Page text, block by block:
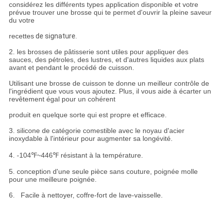
considérez les différents types application disponible et votre
prévue trouver une brosse qui te permet d'ouvrir la pleine saveur
du votre
recettesde signature.
2. les brosses de pâtisserie sont utiles pour appliquer des
sauces, des pétroles, des lustres, et d'autres liquides aux plats
avant et pendant le procédé de cuisson.
Utilisant une brosse de cuisson te donne un meilleur contrôle de
l'ingrédient que vous vous ajoutez. Plus, il vous aide à écarter un
revêtement égal pour un cohérent
produit en quelque sorte qui est propre et efficace.
3. silicone de catégorie comestible avec le noyau d'acier
inoxydable à l'intérieur pour augmenter sa longévité.
4. -104℉~446℉ résistant à la température.
5. conception d'une seule pièce sans couture, poignée molle
pour une meilleure poignée.
6. Facile à nettoyer, coffre-fort de lave-vaisselle.